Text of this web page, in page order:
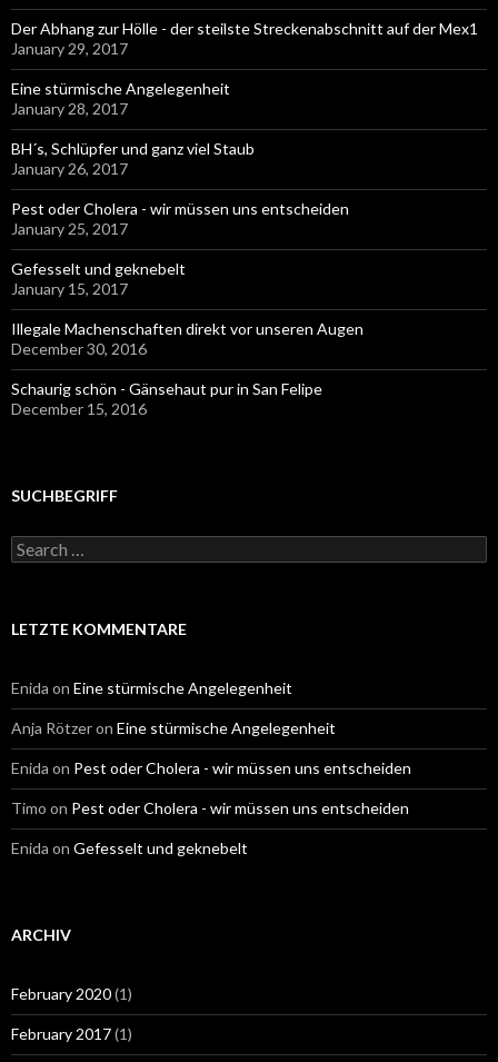
Der Abhang zur Hölle - der steilste Streckenabschnitt auf der Mex1
January 29, 2017
Eine stürmische Angelegenheit
January 28, 2017
BH´s, Schlüpfer und ganz viel Staub
January 26, 2017
Pest oder Cholera - wir müssen uns entscheiden
January 25, 2017
Gefesselt und geknebelt
January 15, 2017
Illegale Machenschaften direkt vor unseren Augen
December 30, 2016
Schaurig schön - Gänsehaut pur in San Felipe
December 15, 2016
SUCHBEGRIFF
Search
for:
LETZTE KOMMENTARE
Enida on Eine stürmische Angelegenheit
Anja Rötzeron Eine stürmische Angelegenheit
Enida on Pest oder Cholera - wir müssen uns entscheiden
Timo on Pest oder Cholera - wir müssen uns entscheiden
Enida on Gefesselt und geknebelt
ARCHIV
February 2020(1)
February 2017(1)